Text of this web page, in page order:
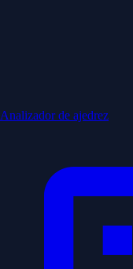
Analizador de ajedrez